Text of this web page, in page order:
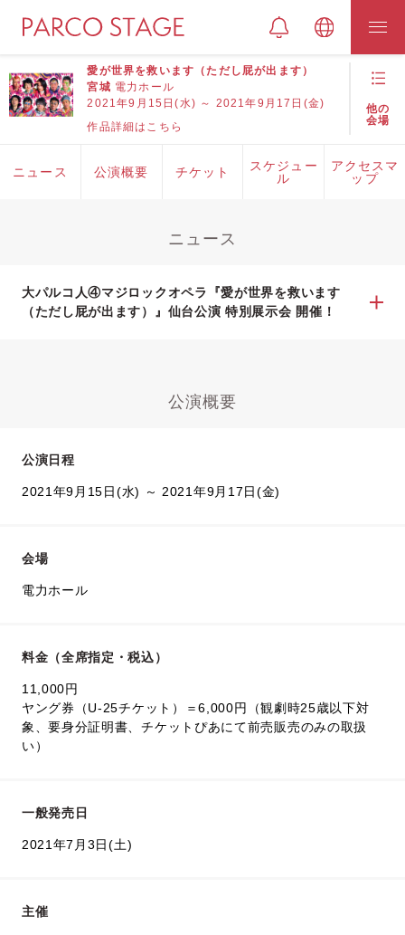
愛が世界を救います（ただし屁が出ます）
宮城 電力ホール
2021年9月15日(水) ～ 2021年9月17日(金)
作品詳細はこちら
他の
会場
ニュース 公演概要 チケット
スケジュー
ル
アクセスマ
ップ
ニュース
大パルコ人④マジロックオペラ『愛が世界を救います
（ただし屁が出ます）』仙台公演 特別展示会 開催！
公演概要
公演日程
2021年9月15日(水) ～ 2021年9月17日(金)
会場
電力ホール
料金（全席指定・税込）
11,000円
ヤング券（U-25チケット）＝6,000円（観劇時25歳以下対
象、要身分証明書、チケットぴあにて前売販売のみの取扱
い）
一般発売日
2021年7月3日(土)
主催